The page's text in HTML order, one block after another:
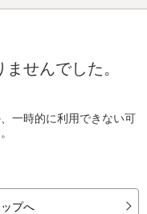
せんでした。
一時的に利用できない可
プへ